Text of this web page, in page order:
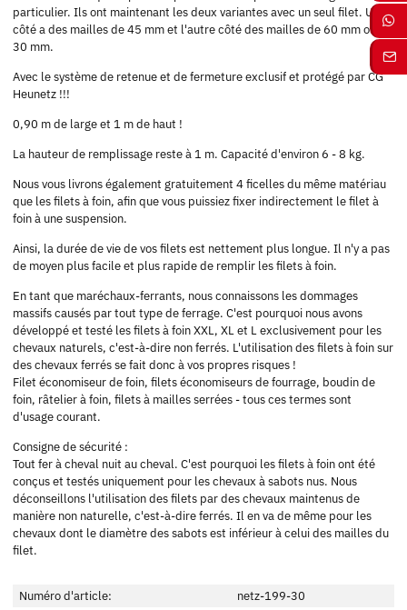
particulier. Ils ont maintenant les deux variantes avec un seul filet. Un
côté a des mailles de 45 mm et l'autre côté des mailles de 60 mm ou de
30 mm.
Avec le système de retenue et de fermeture exclusif et protégé par CG
Heunetz !!!
0,90 m de large et 1 m de haut !
La hauteur de remplissage reste à 1 m. Capacité d'environ 6 - 8 kg.
Nous vous livrons également gratuitement 4 ficelles du même matériau
que les filets à foin, afin que vous puissiez fixer indirectement le filet à
foin à une suspension.
Ainsi, la durée de vie de vos filets est nettement plus longue. Il n'y a pas
de moyen plus facile et plus rapide de remplir les filets à foin.
En tant que maréchaux-ferrants, nous connaissons les dommages
massifs causés par tout type de ferrage. C'est pourquoi nous avons
développé et testé les filets à foin XXL, XL et L exclusivement pour les
chevaux naturels, c'est-à-dire non ferrés. L'utilisation des filets à foin sur
des chevaux ferrés se fait donc à vos propres risques !
Filet économiseur de foin, filets économiseurs de fourrage, boudin de
foin, râtelier à foin, filets à mailles serrées - tous ces termes sont
d'usage courant.
Consigne de sécurité :
Tout fer à cheval nuit au cheval. C'est pourquoi les filets à foin ont été
conçus et testés uniquement pour les chevaux à sabots nus. Nous
déconseillons l'utilisation des filets par des chevaux maintenus de
manière non naturelle, c'est-à-dire ferrés. Il en va de même pour les
chevaux dont le diamètre des sabots est inférieur à celui des mailles du
filet.
Numéro d'article:
netz-199-30